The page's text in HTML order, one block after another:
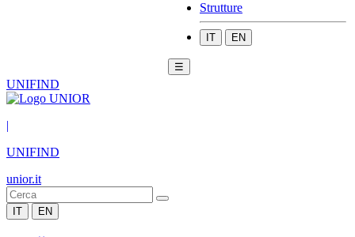
Strutture
IT EN
☰
UNIFIND
|
UNIFIND
unior.it
IT EN